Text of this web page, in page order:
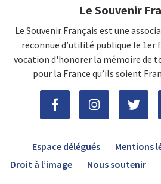
Le Souvenir
Le Souvenir Français est une
reconnue d’utilité publique le 1er
vocation d'honorer la mémoire de
pour la France qu’ils soient
Espace délégués Mentions
Droit à l’image
Nous soutenir